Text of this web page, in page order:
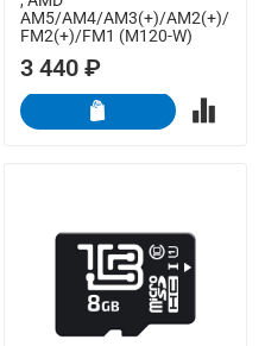
AM5/AM4/AM3(+)/AM2(+)/
FM2(+)/FM1 (M120-W)
3 440 ₽